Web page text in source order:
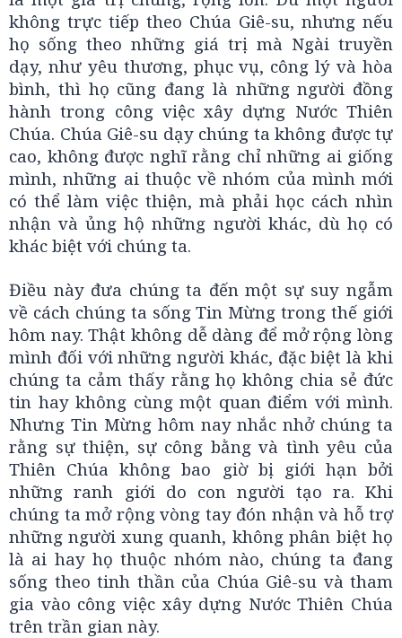
không trực tiếp theo Chúa Giê-su, nhưng nếu
họ sống theo những giá trị mà Ngài truyền
dạy, như yêu thương, phục vụ, công lý và hòa
bình, thì họ cũng đang là những người đồng
hành trong công việc xây dựng Nước Thiên
Chúa. Chúa Giê-su dạy chúng ta không được tự
cao, không được nghĩ rằng chỉ những ai giống
mình, những ai thuộc về nhóm của mình mới
có thể làm việc thiện, mà phải học cách nhìn
nhận và ủng hộ những người khác, dù họ có
khác biệt với chúng ta.
Điều này đưa chúng ta đến một sự suy ngẫm
về cách chúng ta sống Tin Mừng trong thế giới
hôm nay. Thật không dễ dàng để mở rộng lòng
mình đối với những người khác, đặc biệt là khi
chúng ta cảm thấy rằng họ không chia sẻ đức
tin hay không cùng một quan điểm với mình.
Nhưng Tin Mừng hôm nay nhắc nhở chúng ta
rằng sự thiện, sự công bằng và tình yêu của
Thiên Chúa không bao giờ bị giới hạn bởi
những ranh giới do con người tạo ra. Khi
chúng ta mở rộng vòng tay đón nhận và hỗ trợ
những người xung quanh, không phân biệt họ
là ai hay họ thuộc nhóm nào, chúng ta đang
sống theo tinh thần của Chúa Giê-su và tham
gia vào công việc xây dựng Nước Thiên Chúa
trên trần gian này.